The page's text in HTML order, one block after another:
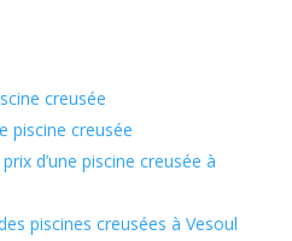
creusée
piscine creusée
d’une piscine creusée à
piscines creusées à Vesoul